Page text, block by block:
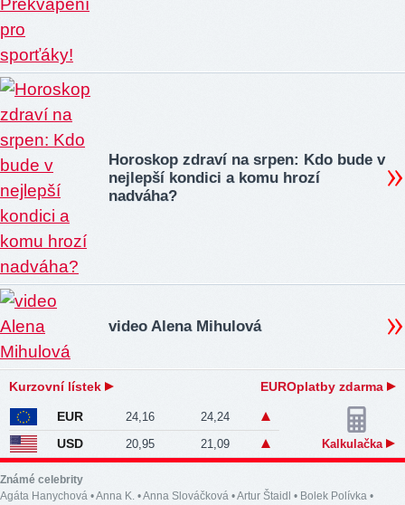
Horoskop zdraví na srpen: Kdo bude v
nejlepší kondici a komu hrozí
nadváha?
video Alena Mihulová
Kurzovní lístek EUROplatby zdarma
EUR 24,16 24,24
USD 20,95 21,09 Kalkulačka
Známé celebrity
Agáta Hanychová •Anna K. •Anna Slováčková •Artur Štaidl • Bolek Polívka •